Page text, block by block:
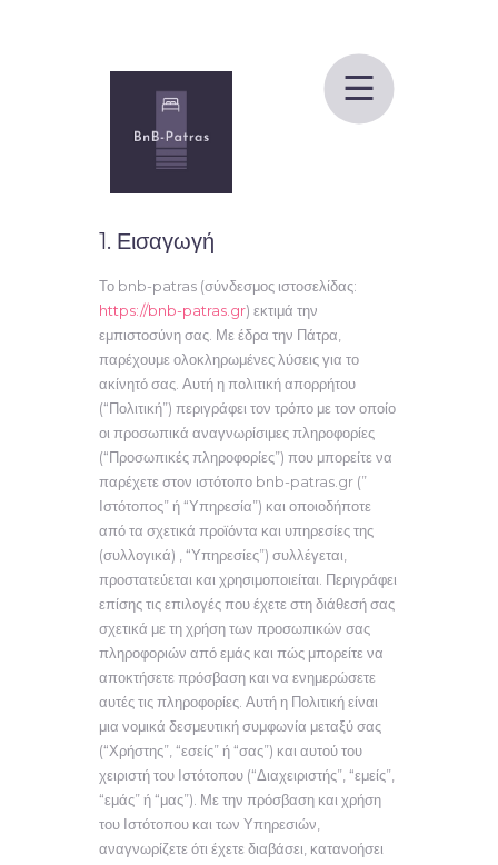
bnb-Patras
1. Εισαγωγή
Το bnb-patras (σύνδεσμος ιστοσελίδας:
https://bnb-patras.gr) εκτιμά την
εμπιστοσύνη σας. Με έδρα την Πάτρα
παρέχουμε ολοκληρωμένες λύσεις για το
ακίνητό σας. Αυτή η πολιτική απορρήτου
(“Πολιτική”) περιγράφει τον τρόπο με τον οποίο
οι προσωπικά αναγνωρίσιμες πληροφορίες
(“Προσωπικές πληροφορίες”) που μπορείτε να
παρέχετε στον ιστότοπο bnb-patras.gr (”
Ιστότοπος” ή “Υπηρεσία”) και οποιοδήποτε
από τα σχετικά προϊόντα και υπηρεσίες της
(συλλογικά) , “Υπηρεσίες”) συλλέγεται,
προστατεύεται και χρησιμοποιείται. Περιγράφει
επίσης τις επιλογές που έχετε στη διάθεσή σας
σχετικά με τη χρήση των προσωπικών σας
πληροφοριών από εμάς και πώς μπορείτε να
αποκτήσετε πρόσβαση και να ενημερώσετε
αυτές τις πληροφορίες. Αυτή η Πολιτική είναι
μια νομικά δεσμευτική συμφωνία μεταξύ σας
(“Χρήστης”, “εσείς” ή “σας”) και αυτού του
χειριστή του Ιστότοπου (“Διαχειριστής”, “εμείς”,
“εμάς” ή “μας”). Με την πρόσβαση και χρήση
του Ιστότοπου και των Υπηρεσιών,
αναγνωρίζετε ότι έχετε διαβάσει, κατανοήσει